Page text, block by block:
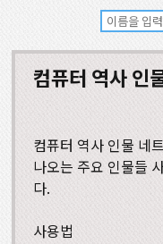
컴퓨터 역사 인
컴퓨터 역사 인물 네
나오는 주요 인물들
다.
사용법